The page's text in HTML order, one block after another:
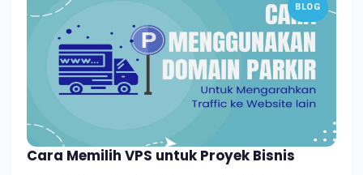
BLOG
Cara Memilih VPS untuk Proyek Bisnis